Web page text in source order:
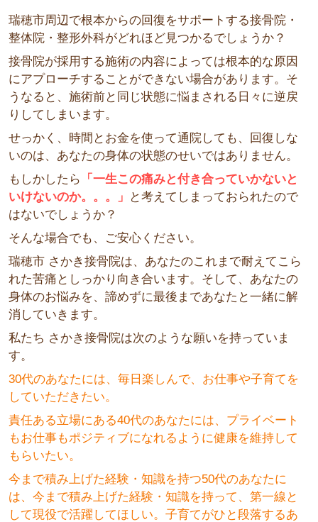
瑞穂市周辺で根本からの回復をサポートする接骨院・
整体院・整形外科がどれほど見つかるでしょうか？
接骨院が採用する施術の内容によっては根本的な原因
にアプローチすることができない場合があります。そ
うなると、施術前と同じ状態に悩まされる日々に逆戻
りしてしまいます。
せっかく、時間とお金を使って通院しても、回復しな
いのは、あなたの身体の状態のせいではありません。
もしかしたら
「一生この痛みと付き合っていかないと
いけないのか。。。」
と考えてしまっておられたので
はないでしょうか？
そんな場合でも、ご安心ください。
瑞穂市 さかき接骨院は、あなたのこれまで耐えてこら
れた苦痛としっかり向き合います。そして、あなたの
身体のお悩みを、諦めずに最後まであなたと一緒に解
消していきます。
私たち さかき接骨院は次のような願いを持っていま
す。
30代のあなたには、毎日楽しんで、お仕事や子育てを
していただきたい。
責任ある立場にある40代のあなたには、プライベート
もお仕事もポジティブになれるように健康を維持して
もらいたい。
今まで積み上げた経験・知識を持つ50代のあなたに
は、今まで積み上げた経験・知識を持って、第一線と
して現役で活躍してほしい。子育てがひと段落するあ